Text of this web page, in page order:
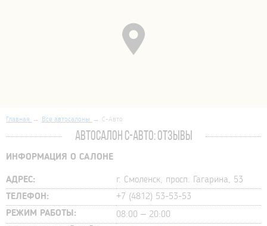
Главная Все автосалоны С-Авто
АВТОСАЛОН С-АВТО: ОТЗЫВЫ
ИНФОРМАЦИЯ О САЛОНЕ
АДРЕС:
г. Смоленск, просп. Гагарина, 53
ТЕЛЕФОН:
+7 (4812) 53-53-53
РЕЖИМ РАБОТЫ:
08:00 – 20:00